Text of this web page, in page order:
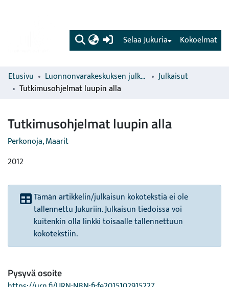
(current) Kokoelmat
Selaa Jukuria
Etusivu Luonnonvarakeskuksen julkaisut
Julkaisut
Tutkimusohjelmat luupin alla
Tutkimusohjelmat luupin alla
Perkonoja, Maarit
2012
Tämän artikkelin/julkaisun kokotekstiä ei ole
tallennettu Jukuriin. Julkaisun tiedoissa voi
kuitenkin olla linkki toisaalle tallennettuun
kokotekstiin.
Pysyvä osoite